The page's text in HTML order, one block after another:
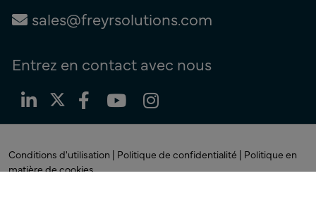
sales@freyrsolutions.com
Entrez en contact avec nous
Conditions d'utilisation | Politique de confidentialité | Politique en
matière de cookies